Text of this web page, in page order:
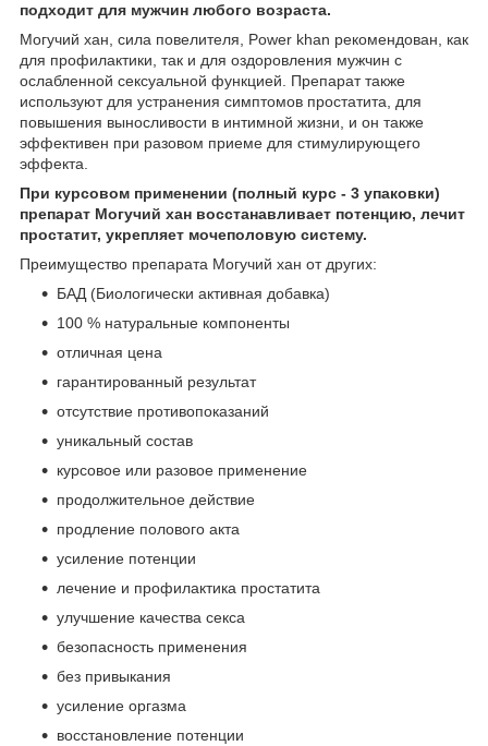
подходит для мужчин любого возраста.
Могучий хан, сила повелителя, Power khan рекомендован, как
для профилактики, так и для оздоровления мужчин с
ослабленной сексуальной функцией. Препарат также
используют для устранения симптомов простатита, для
повышения выносливости в интимной жизни, и он также
эффективен при разовом приеме для стимулирующего
эффекта.
При курсовом применении (полный курс - 3 упаковки)
препарат Могучий хан восстанавливает потенцию, лечит
простатит, укрепляет мочеполовую систему.
Преимущество препарата Могучий хан от других:
БАД (Биологически активная добавка)
100 % натуральные компоненты
отличная цена
гарантированный результат
отсутствие противопоказаний
уникальный состав
курсовое или разовое применение
продолжительное действие
продление полового акта
усиление потенции
лечение и профилактика простатита
улучшение качества секса
безопасность применения
без привыкания
усиление оргазма
восстановление потенции